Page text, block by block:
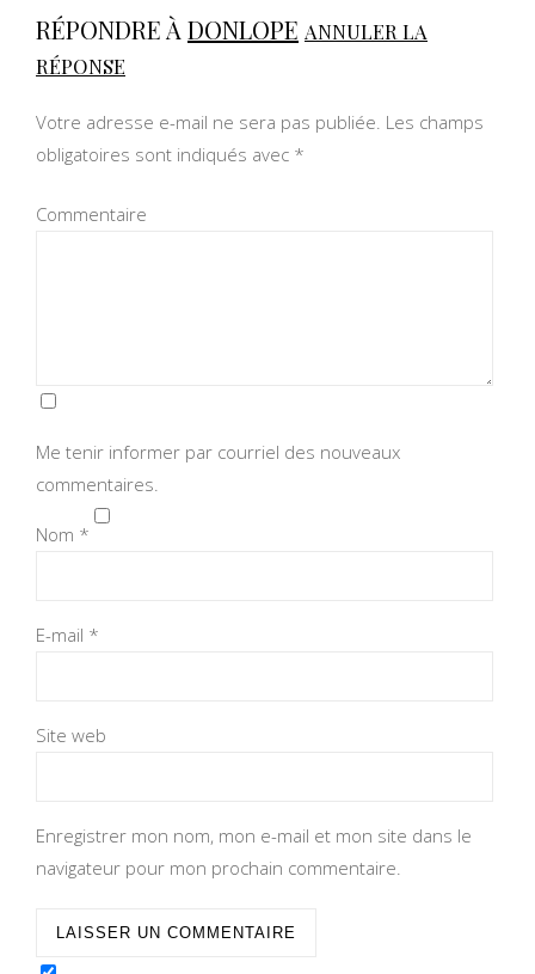
RÉPONDRE À DONLOPE ANNULER LA
RÉPONSE
Votre adresse e-mail ne sera pas publiée. Les champs
obligatoires sont indiqués avec *
Commentaire
Me tenir informer par courriel des nouveaux
commentaires.
Nom *
E-mail *
Site web
Enregistrer mon nom, mon e-mail et mon site dans le
navigateur pour mon prochain commentaire.